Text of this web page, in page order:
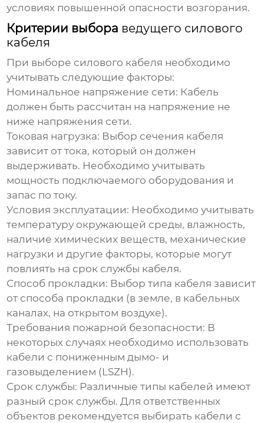
условиях повышенной опасности возгорания.
Критерии выбора ведущего силового
кабеля
При выборе силового кабеля необходимо
учитывать следующие факторы:
Номинальное напряжение сети: Кабель
должен быть рассчитан на напряжение не
ниже напряжения сети.
Токовая нагрузка: Выбор сечения кабеля
зависит от тока, который он должен
выдерживать. Необходимо учитывать
мощность подключаемого оборудования и
запас по току.
Условия эксплуатации: Необходимо учитывать
температуру окружающей среды, влажность,
наличие химических веществ, механические
нагрузки и другие факторы, которые могут
повлиять на срок службы кабеля.
Способ прокладки: Выбор типа кабеля зависит
от способа прокладки (в земле, в кабельных
каналах, на открытом воздухе).
Требования пожарной безопасности: В
некоторых случаях необходимо использовать
кабели с пониженным дымо- и
газовыделением (LSZH).
Срок службы: Различные типы кабелей имеют
разный срок службы. Для ответственных
объектов рекомендуется выбирать кабели с